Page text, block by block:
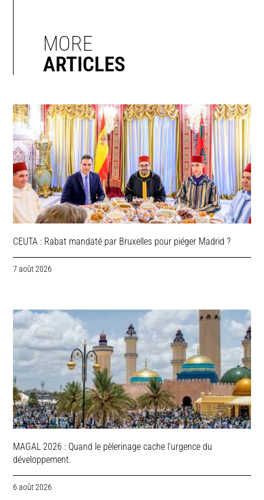
MORE
ARTICLES
CEUTA : Rabat mandaté par Bruxelles pour piéger Madrid ?
7 août 2026
MAGAL 2026 : Quand le pèlerinage cache l’urgence du
développement.
6 août 2026